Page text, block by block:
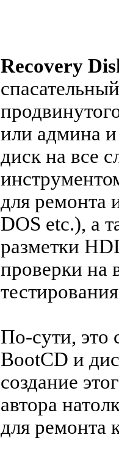
Recovery
или админа и
диск на все
для ремонта
DOS etc.), а
разметки
проверки на
По-сути, это
BootCD и
создание
автора
для ремонта